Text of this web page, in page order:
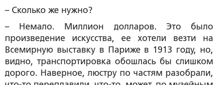
– Сколько же нужно?
– Немало. Миллион долларов. Это было
произведение искусства, ее хотели везти на
Всемирную выставку в Париже в 1913 году, но,
видно, транспортировка обошлась бы слишком
дорого. Наверное, люстру по частям разобрали,